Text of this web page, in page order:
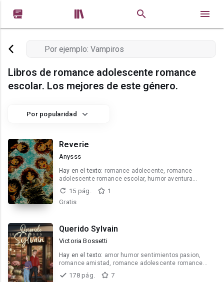
 
Libros de romance adolescente romance
escolar. Los mejores de este género.
Por popularidad
Reverie
Anysss
Hay en el texto: romance adolecente, romance
adolescente romance escolar, humor aventura
amistad secretos
15 pág.
1
Gratis
Querido Sylvain
Victoria Bossetti
Hay en el texto: amor humor sentimientos pasion,
romance amistad, romance adolescente romance
escolar
178 pág.
7